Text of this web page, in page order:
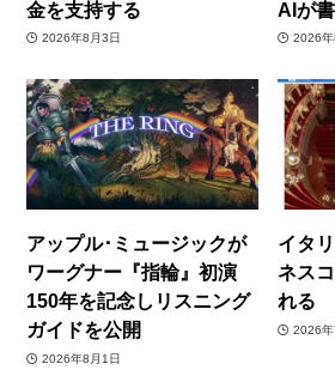
金を支持する
2026年8月3日
AIが書
2026年
アップル･ミュージックが
ワーグナー『指輪』初演
150年を記念しリスニング
ガイドを公開
2026年8月1日
イタ
ネス
れる
2026年